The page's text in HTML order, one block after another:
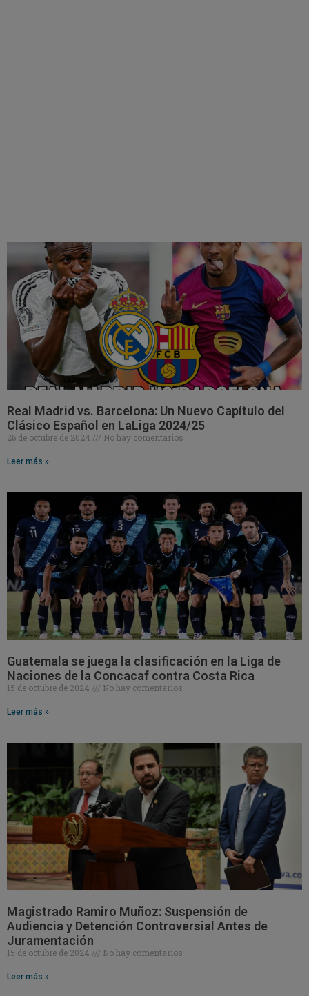
Real Madrid vs. Barcelona: Un Nuevo Capítulo del
Clásico Español en LaLiga 2024/25
26 de octubre de 2024 No hay comentarios
Leer más »
Guatemala se juega la clasificación en la Liga de
Naciones de la Concacaf contra Costa Rica
15 de octubre de 2024 No hay comentarios
Leer más »
Magistrado Ramiro Muñoz: Suspensión de
Audiencia y Detención Controversial Antes de
Juramentación
15 de octubre de 2024 No hay comentarios
Leer más »